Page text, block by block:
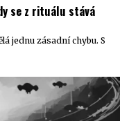
se z rituálu stává
jednu zásadní chybu. S